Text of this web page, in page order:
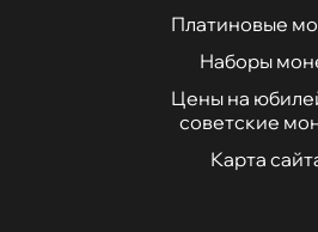
Платиновые
Наборы
Цены на
советские
Карта